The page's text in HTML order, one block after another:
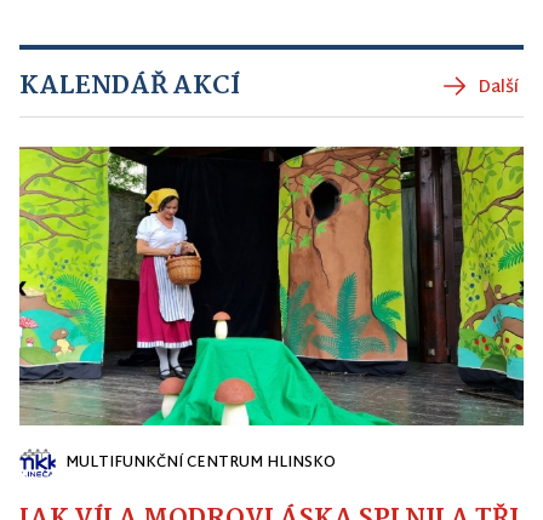
KALENDÁŘ AKCÍ Další
MULTIFUNKČNÍ CENTRUM HLINSKO
JAK VÍLA MODROVLÁSKA SPLNILA